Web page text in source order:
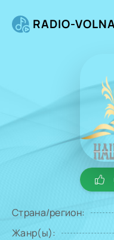
RADIO-
Страна/регион:
Жанр(ы):